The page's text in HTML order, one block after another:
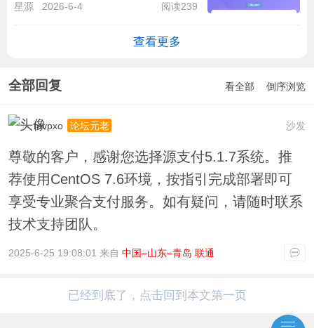
星源 2026-6-4 阅读239
查看更多
全部回复 看全部 倒序浏览
沙发
mvpxo 论坛元老
尊敬的客户，感谢您选择源支付5.1.7系统。推
荐使用CentOS 7.6环境，按指引完成部署即可
享受专业聚合支付服务。如有疑问，请随时联系
技术支持团队。
2025-6-25 19:08:01 来自 中国–山东–青岛 联通
已经到底了，点击回到本文第一页